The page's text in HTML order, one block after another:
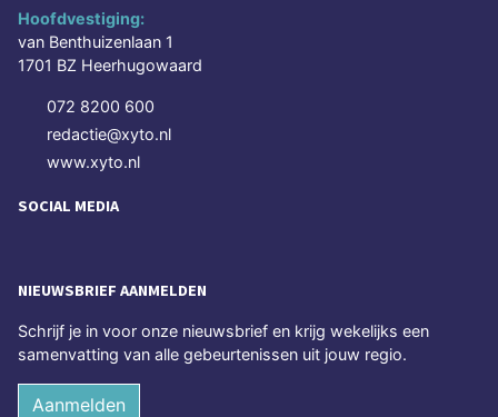
Hoofdvestiging:
van Benthuizenlaan 1
1701 BZ Heerhugowaard
072 8200 600
redactie@xyto.nl
www.xyto.nl
SOCIAL MEDIA
NIEUWSBRIEF AANMELDEN
Schrijf je in voor onze nieuwsbrief en krijg wekelijks een
samenvatting van alle gebeurtenissen uit jouw regio.
Aanmelden